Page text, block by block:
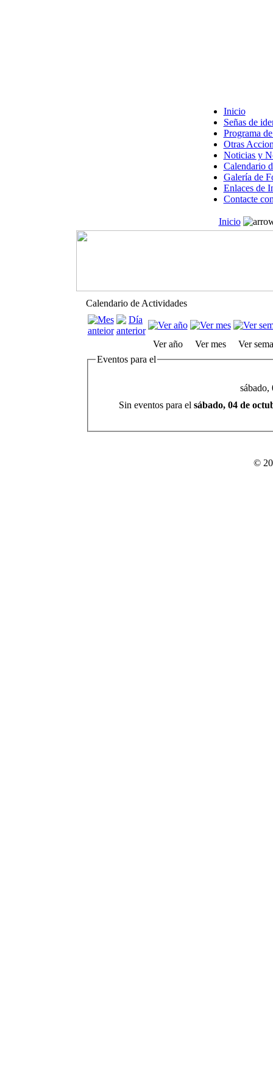
Inicio
Señas de
Programa
Otras
Noticias y
Calendario
Galería de
Enlaces de
Contacte
Inicio
Calendario de Actividades
Ver año Ver mes
Ver
Eventos para el
sábado,
Sin eventos para el sábado, 04 de
©